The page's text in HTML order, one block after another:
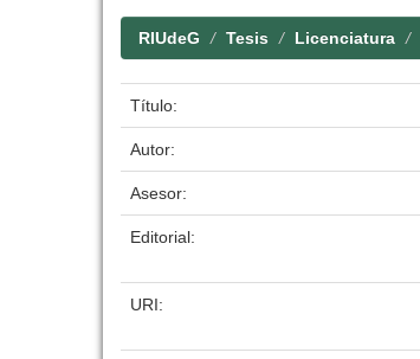
RIUdeG Tesis Licenciatura
Título:
Autor:
Asesor:
Editorial:
URI: